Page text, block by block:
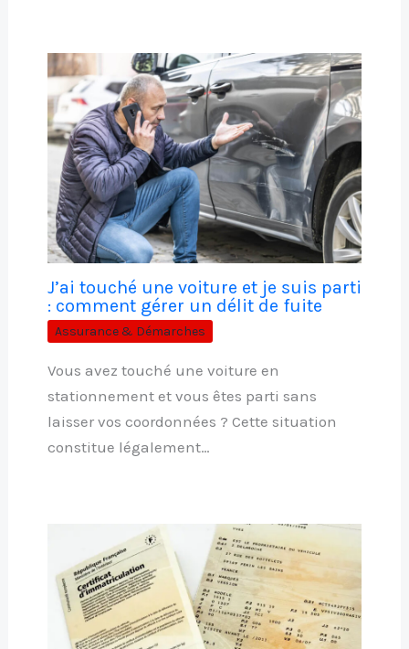
J’ai touché une voiture et je suis parti
: comment gérer un délit de fuite
Assurance & Démarches
Vous avez touché une voiture en
stationnement et vous êtes parti sans
laisser vos coordonnées ? Cette situation
constitue légalement…